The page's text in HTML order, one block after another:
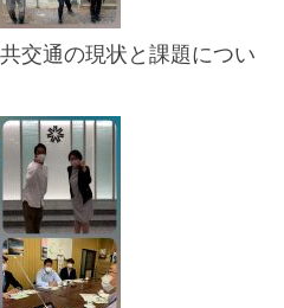
交通の現状と課題につい